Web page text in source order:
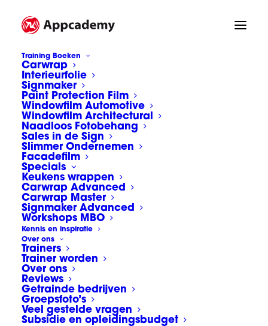
Training Boeken
Carwrap
Interieurfolie
Signmaker
Paint Protection Film
Windowfilm Automotive
Windowfilm Architectural
Naadloos Fotobehang
Sales in de Sign
Slimmer Ondernemen
Facadefilm
Specials
Keukens wrappen
Carwrap Advanced
Carwrap Master
Signmaker Advanced
Workshops MBO
Kennis en inspiratie
Over ons
Trainers
Trainer worden
Over ons
Reviews
Getrainde bedrijven
Groepsfoto’s
Veel gestelde vragen
Subsidie en opleidingsbudget
Appcademy Sign & wrap
https://www.appcademy.nl/
Home
Groepsfoto's
Appcademy Sign & wrap https://www.appcademy.nl/
Appcademy Sign &
wrap
https://